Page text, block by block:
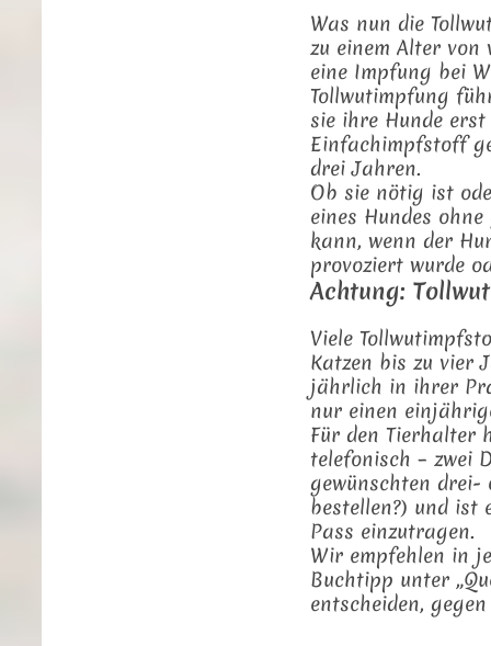
Was nun die
zu einem Alter
eine Impfung bei
Tollwutimpfung
sie ihre Hunde
Einfachimpfstoff
drei Jahren.
Ob sie nötig ist
eines Hundes
kann, wenn der
provoziert wurde
Achtung:
Viele
Katzen bis zu vier
jährlich in ihrer
nur einen
Für den Tierhalter
telefonisch – zwei
gewünschten
bestellen?) und ist
Pass einzutragen.
Wir empfehlen in
Buchtipp unter
entscheiden,